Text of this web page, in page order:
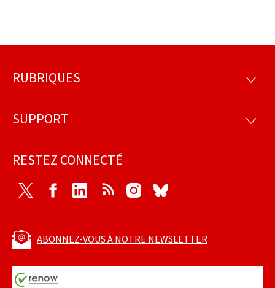
Pied
page
RUBRIQUES
SUPPORT
RESTEZ CONNECTÉ
Twitter FacebookLinkedIn RSS Instagram
ABONNEZ-VOUS À NOTRE NEWSLETTER